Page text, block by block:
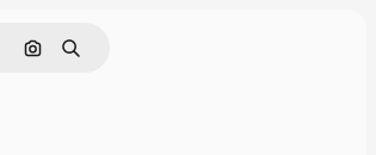
Поиск по изображению
Поиск